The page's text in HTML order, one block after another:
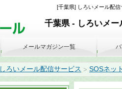
[千葉県] しろいメール配
千葉県 - しろいメー
しろいメール配信サービス > SOSネッ
メールマガジン一覧